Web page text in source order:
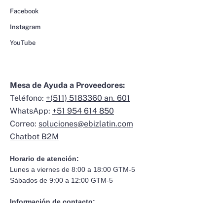
Facebook
Instagram
YouTube
Mesa de Ayuda a Proveedores:
Teléfono: +(511) 5183360 an. 601
WhatsApp: +51 954 614 850
Correo: soluciones@ebizlatin.com
Chatbot B2M
Horario de atención:
Lunes a viernes de 8:00 a 18:00 GTM-5
Sábados de 9:00 a 12:00 GTM-5